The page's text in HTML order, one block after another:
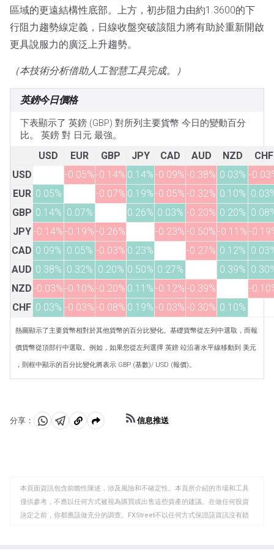
區域的更遠結構性底部。上方，初步阻力由約1.3600的下
行阻力趨勢線定義，日線收盤突破該阻力將有助於重新開啟
更具說服力的廣泛上升趨勢。
（本技術分析借助人工智慧工具完成。）
英鎊今日價格
下表顯示了 英鎊 (GBP) 對所列主要貨幣 今日的變動百分
比。 英鎊 對 日元 最強。
USD EUR GBP JPY CAD AUD NZD
CHF
USD
-0.05% -0.14% 0.14% -0.09% -0.38% 0.03% -
EUR 0.05% -0.07% 0.19% -0.05% -0.32% 0.10%
GBP 0.14% 0.07% 0.26% 0.03% -0.20% 0.20%
JPY -0.14% -0.19% -0.26% -0.23% -0.50% -0.11% -
CAD 0.09% 0.05% -0.03% 0.23% -0.27% 0.12%
AUD 0.38% 0.32% 0.20% 0.50% 0.27% 0.39%
NZD -0.03% -0.10% -0.20% 0.11% -0.12% -0.39%
-
CHF 0.03% -0.03% -0.08% 0.19% -0.03% -0.30% 0.10%
熱圖顯示了主要貨幣相對於其他貨幣的百分比變化。基礎貨幣從左列中選取，而報
價貨幣從頂部行中選取。例如，如果您從左列選擇 英鎊 竝沿著水平線移動到 美元
，則框中顯示的百分比變化將表示 GBP (基數)/ USD (報價)。
分享：
分 分 複
板
信息推送
本頁面資訊包含前瞻性陳述，涉及風險和不確定性。本頁所介紹的市場和工具
僅供參考，不應以任何方式被視為購買或出售這些資產的建議。在做任何投資
決定之前，你都應該做充分的調查。FXStreet不以任何方式保證該資訊沒有錯